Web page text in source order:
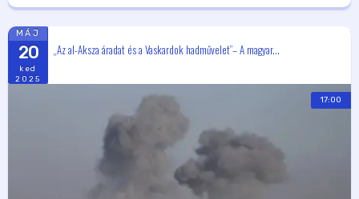
MÁJ
20
ked
2025
„Az al-Aksza áradat és a Vaskardok hadművelet”– A magyar...
17:00